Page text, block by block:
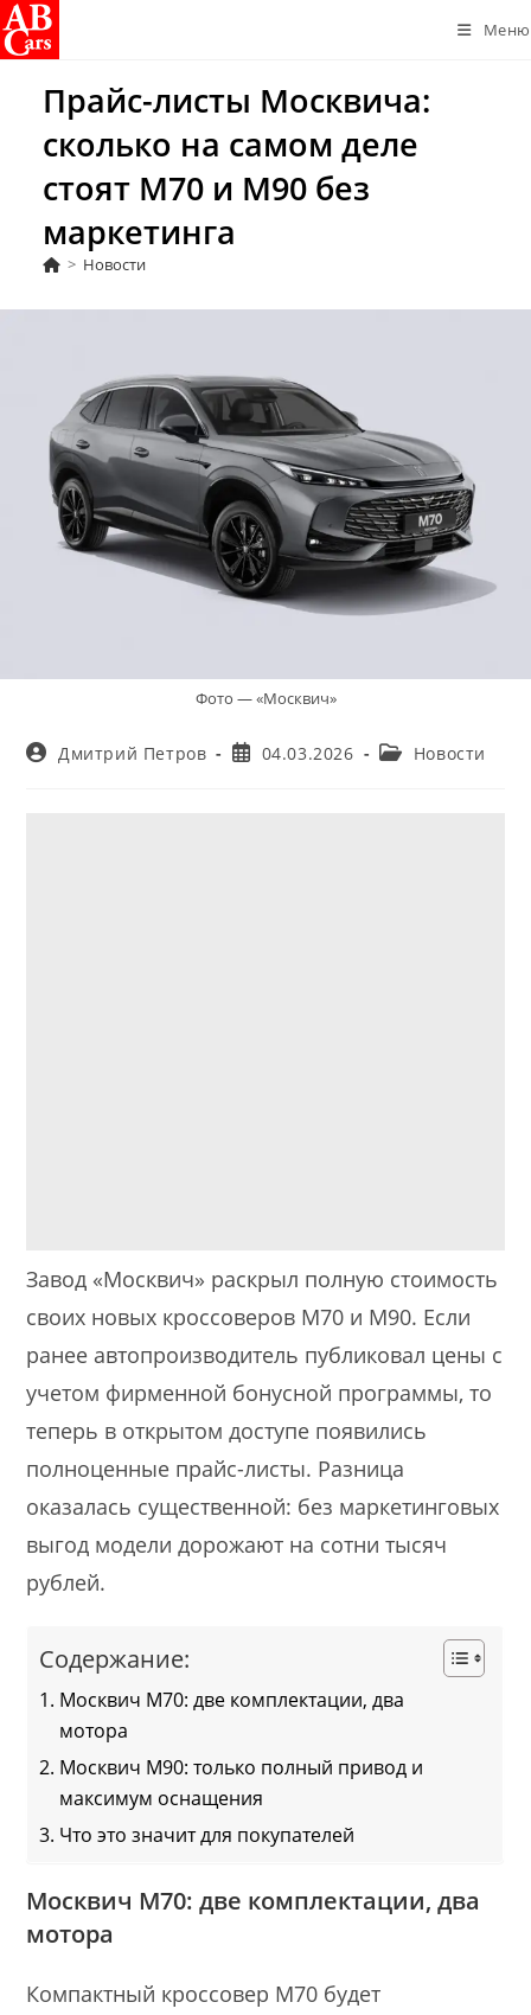
Перейти
к
Меню
Прайс-листы Москвича:
сколько на самом деле
стоят М70 и М90 без
маркетинга
> Новости
Фото — «Москвич»
АвторДмитрий Петров
Запись04.03.2026
РубрикаНовости
Завод «Москвич» раскрыл полную стоимость
своих новых кроссоверов М70 и М90. Если
ранее автопроизводитель публиковал цены с
учетом фирменной бонусной программы, то
теперь в открытом доступе появились
полноценные прайс-листы. Разница
оказалась существенной: без маркетинговых
выгод модели дорожают на сотни тысяч
рублей.
Содержание:
Москвич М70: две комплектации, два
мотора
Москвич М90: только полный привод и
максимум оснащения
Что это значит для покупателей
Москвич М70: две комплектации, два
мотора
Компактный кроссовер М70 будет